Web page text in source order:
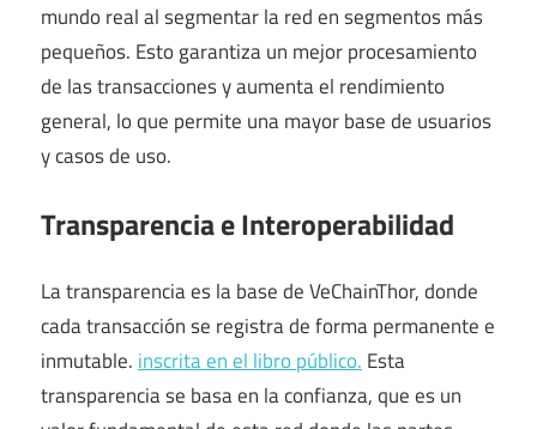
mundo real al segmentar la red en segmentos más
pequeños. Esto garantiza un mejor procesamiento
de las transacciones y aumenta el rendimiento
general, lo que permite una mayor base de usuarios
y casos de uso.
Transparencia e Interoperabilidad
La transparencia es la base de VeChainThor, donde
cada transacción se registra de forma permanente e
inmutable. inscrita en el libro público. Esta
transparencia se basa en la confianza, que es un